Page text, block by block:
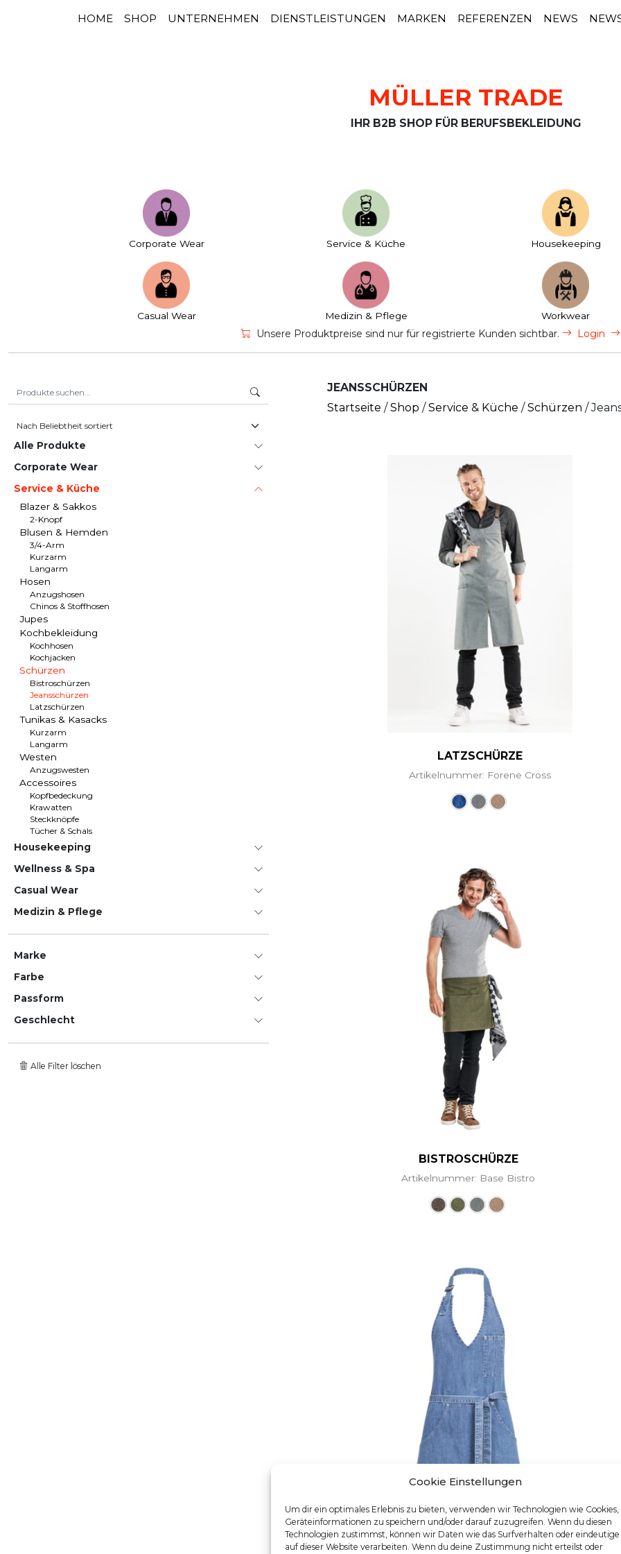
Cookie Einstellungen
Um dir ein optimales Erlebnis zu bieten, verwenden wir Technologien wie
Geräteinformationen zu speichern und/oder darauf zuzugreifen. Wenn du diesen
Technologien zustimmst, können wir Daten wie das Surfverhalten oder eindeutige
auf dieser Website verarbeiten. Wenn du deine Zustimmung nicht erteilst oder
HAUPTNAVIGATION
HOME SHOP UNTERNEHMEN DIENSTLEISTUNGEN MARKEN REFERENZEN NEWS
MÜLLER TRADE
IHR B2B SHOP FÜR BERUFSBEKLEIDUNG
Corporate Wear Service & Küche House­keeping
Casual Wear Medizin & Pflege Workwear
Unsere Produktpreise sind nur für registrierte Kunden sichtbar. Login
Alle Produkte
Corporate Wear
Service & Küche
Blazer & Sakkos
2-Knopf
Blusen & Hemden
3/4-Arm
Kurzarm
Langarm
Hosen
Anzugshosen
Chinos & Stoffhosen
Jupes
Kochbekleidung
Kochhosen
Kochjacken
Schürzen
Bistroschürzen
Jeansschürzen
Latzschürzen
Tunikas & Kasacks
Kurzarm
Langarm
Westen
Anzugswesten
Accessoires
Kopfbedeckung
Krawatten
Steckknöpfe
Tücher & Schals
House­keeping
Wellness & Spa
Casual Wear
Medizin & Pflege
Marke
Farbe
Passform
Geschlecht
Alle Filter löschen
JEANSSCHÜRZEN
Startseite /Shop /Service & Küche /Schürzen /
LATZSCHÜRZE
Artikelnummer: Forene Cross
BISTROSCHÜRZE
Artikelnummer: Base Bistro